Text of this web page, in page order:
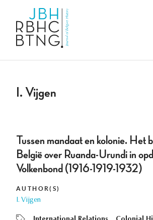
I. Vijgen
Tussen mandaat en kolonie. Het
België over Ruanda-Urundi in
Volkenbond (1916-1919-1932)
AUTHOR(S)
I. Vijgen